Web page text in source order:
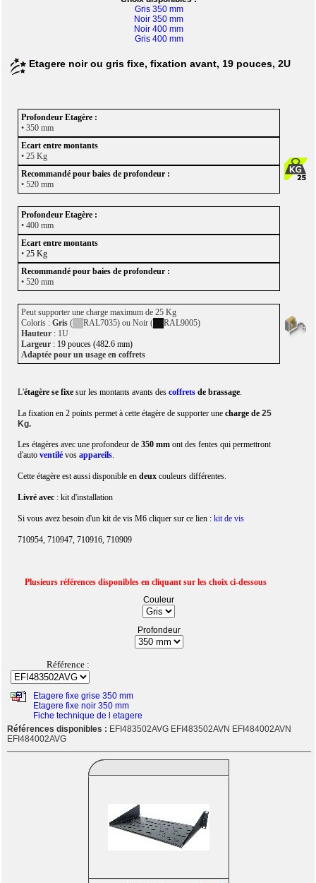
Gris 350 mm
Noir 350 mm
Noir 400 mm
Gris 400 mm
Etagere noir ou gris fixe, fixation avant, 19 pouces, 2U
• 350 mm
• 25 Kg
• 520 mm
• 400 mm
•25 Kg
• 520 mm
Peut supporter une charge maximum de 25 Kg
Coloris :Gris( RAL7035) ou Noir (
RAL9005)
Hauteur : 1U
Largeur : 19 pouces (482.6 mm)
Adaptée pour un usage en coffrets
L'étagère se fixe sur les montants avants descoffrets de brassage.
La fixation en 2 points permet à cette étagère de supporter unecharge de 25
Kg.
Les étagères avec une profondeur de350 mm ont des fentes qui permettront
d'autoventilé vosappareils.
Cette étagère est aussi disponible endeux couleurs différentes.
Livré avec : kit d'installation
Si vous avez besoin d'un kit de vis M6 cliquer sur ce lien :kit de vis
710954, 710947, 710916, 710909
Plusieurs références disponibles en cliquant sur les choix ci-dessous
Couleur
Profondeur
Référence :
Etagere fixe grise 350 mm
Etagere fixe noir 350 mm
Fiche technique de l etagere
Références disponibles : EFI483502AVG EFI483502AVN EFI484002AVN
EFI484002AVG